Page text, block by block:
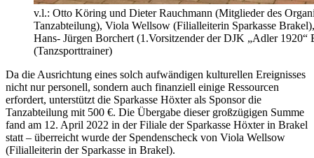
v.l.: Otto Köring und Dieter Rauchmann (Mitglieder des
Tanzabteilung), Viola Wellsow (Filialleiterin Sparkasse
Hans- Jürgen Borchert (1.Vorsitzender der DJK „Adler
(Tanzsporttrainer)
Da die Ausrichtung eines solch aufwändigen kulturellen Ereignisses
nicht nur personell, sondern auch finanziell einige Ressourcen
erfordert, unterstützt die Sparkasse Höxter als Sponsor die
Tanzabteilung mit 500 €. Die Übergabe dieser großzügigen Summe
fand am 12. April 2022 in der Filiale der Sparkasse Höxter in Brakel
statt – überreicht wurde der Spendenscheck von Viola Wellsow
(Filialleiterin der Sparkasse in Brakel).